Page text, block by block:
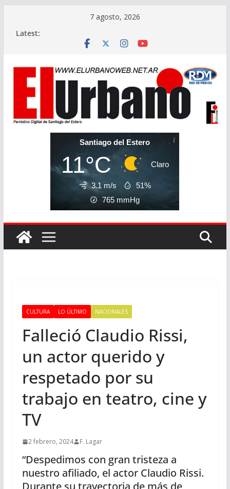
7 agosto, 2026
Latest:
Santiago del Estero
11°C Claro
3.1 m/s
51%
765 mmHg
CULTURA LO ÚLTIMO NACIONALES
Falleció Claudio Rissi,
un actor querido y
respetado por su
trabajo en teatro, cine y
TV
2 febrero, 2024 F. Lagar
“Despedimos con gran tristeza a
nuestro afiliado, el actor Claudio Rissi.
Durante su trayectoria de más de